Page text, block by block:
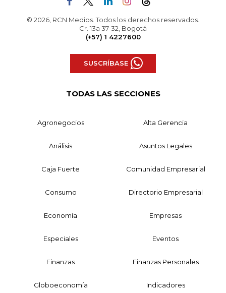
© 2026, RCN Medios. Todos los derechos reservados.
Cr. 13a 37-32, Bogotá
(+57) 1 4227600
SUSCRÍBASE
TODAS LAS SECCIONES
Agronegocios Alta Gerencia
Análisis Asuntos Legales
Caja Fuerte Comunidad Empresarial
Consumo Directorio Empresarial
Economía Empresas
Especiales Eventos
Finanzas Finanzas Personales
Globoeconomía Indicadores